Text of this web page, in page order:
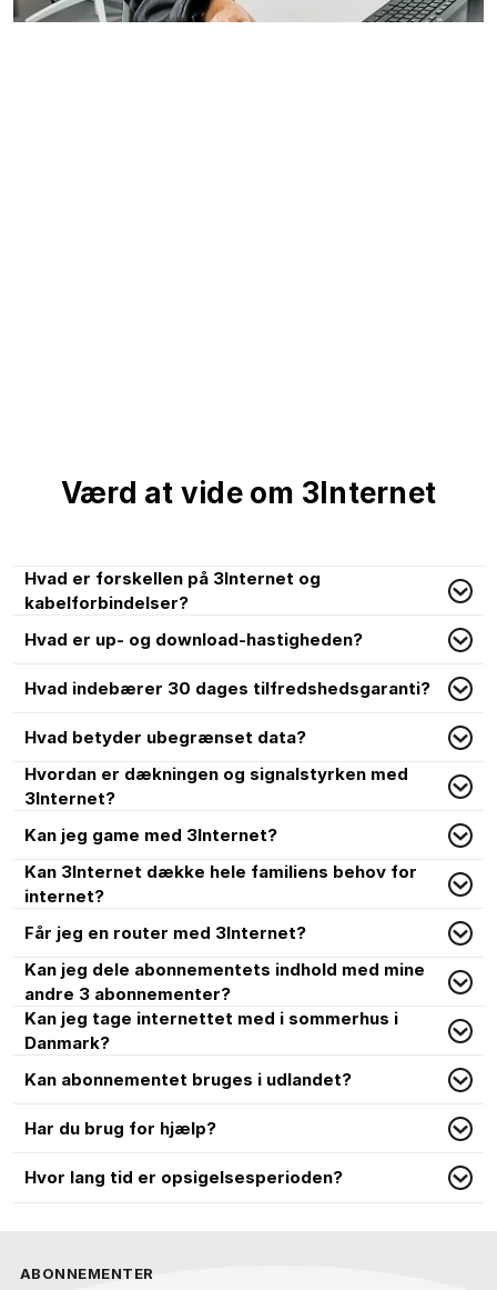
Værd at vide om 3Internet
Hvad er forskellen på 3Internet og
kabelforbindelser?
Hvad er up- og download-hastigheden?
Hvad indebærer 30 dages tilfredshedsgaranti?
Hvad betyder ubegrænset data?
Hvordan er dækningen og signalstyrken med
3Internet?
Kan jeg game med 3Internet?
Kan 3Internet dække hele familiens behov for
internet?
Får jeg en router med 3Internet?
Kan jeg dele abonnementets indhold med mine
andre 3 abonnementer?
Kan jeg tage internettet med i sommerhus i
Danmark?
Kan abonnementet bruges i udlandet?
Har du brug for hjælp?
Hvor lang tid er opsigelsesperioden?
ABONNEMENTER